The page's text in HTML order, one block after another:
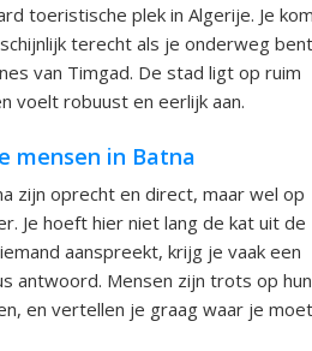
toeristische plek in Algerije. Je
terecht als je onderweg bent
van Timgad. De stad ligt op ruim
voelt robuust en eerlijk aan.
mensen in Batna
zijn oprecht en direct, maar wel op
Je hoeft hier niet lang de kat uit de
aanspreekt, krijg je vaak een
antwoord. Mensen zijn trots op hun
en vertellen je graag waar je moet